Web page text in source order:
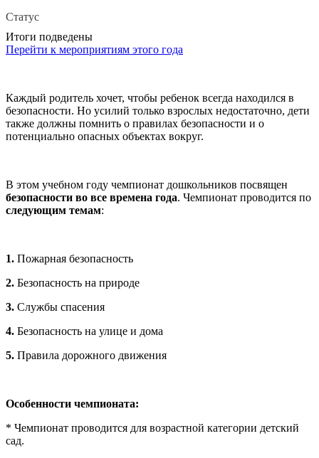
Статус
Итоги подведены
Перейти к мероприятиям этого года
Каждый родитель хочет, чтобы ребенок всегда находился в
безопасности. Но усилий только взрослых недостаточно, дети
также должны помнить о правилах безопасности и о
потенциально опасных объектах вокруг.
В этом учебном году чемпионат дошкольников посвящен
безопасности во все времена года. Чемпионат проводится по
следующим темам:
1. Пожарная безопасность
2. Безопасность на природе
3. Службы спасения
4. Безопасность на улице и дома
5. Правила дорожного движения
Особенности чемпионата:
* Чемпионат проводится для возрастной категории детский
сад.